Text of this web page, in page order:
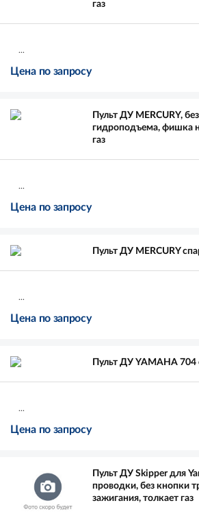
газ
...
Цена по запросу
Пульт ДУ MERCURY,
гидроподъема, фишка
газ
...
Цена по запросу
Пульт ДУ MERCURY
...
Цена по запросу
Пульт ДУ YAMAHA 704
...
Цена по запросу
Пульт ДУ Skipper для
проводки, без кнопки
зажигания, толкает газ